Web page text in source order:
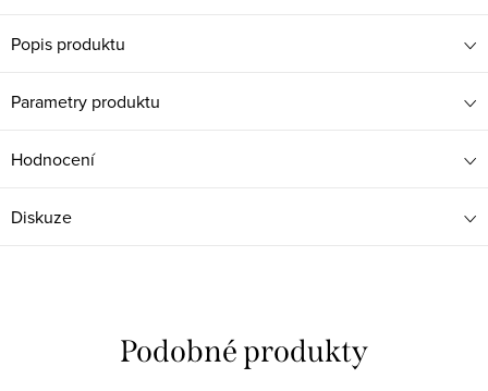
Popis produktu
Parametry produktu
Hodnocení
Diskuze